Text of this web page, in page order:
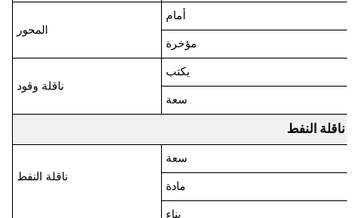
المحور
أمام
مؤخرة
ناقلة وقود
يكتب
سعة
ناقلة النفط
ناقلة النفط
سعة
مادة
بناء